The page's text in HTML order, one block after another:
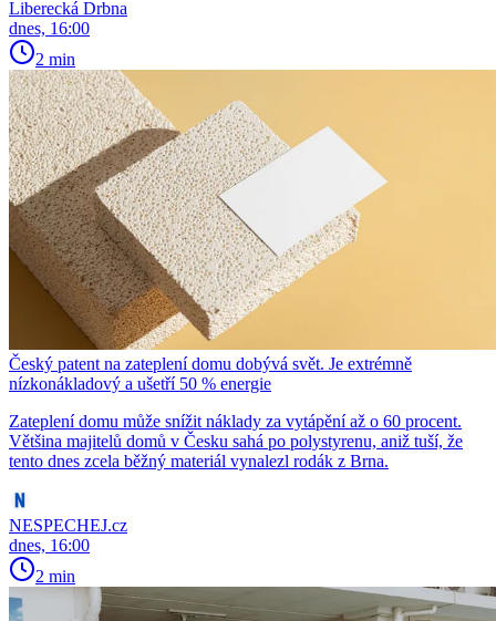
Liberecká Drbna
dnes, 16:00
2 min
Český patent na zateplení domu dobývá svět. Je extrémně
nízkonákladový a ušetří 50 % energie
Zateplení domu může snížit náklady za vytápění až o 60 procent.
Většina majitelů domů v Česku sahá po polystyrenu, aniž tuší, že
tento dnes zcela běžný materiál vynalezl rodák z Brna.
NESPECHEJ.cz
dnes, 16:00
2 min